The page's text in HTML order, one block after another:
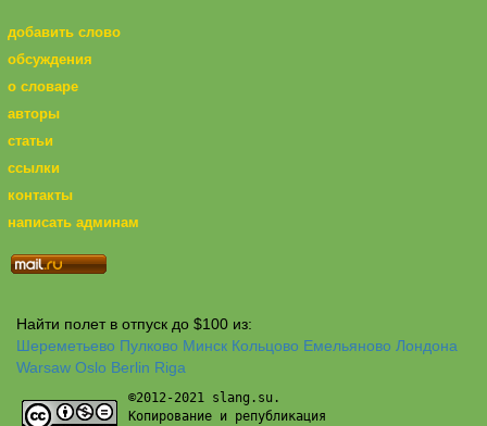
добавить слово
обсуждения
о словаре
авторы
статьи
ссылки
контакты
написать админам
Найти полет в отпуск до $100 из:
Шереметьево Пулково Минск Кольцово Емельяново Лондона
Warsaw Oslo Berlin Riga
©2012-2021 slang.su.
Копирование и републикация